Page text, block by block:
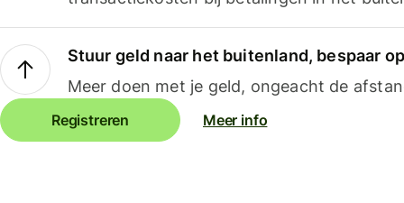
Stuur geld naar het buitenland, bespaar
Meer doen met je geld, ongeacht de
Registreren Meer info